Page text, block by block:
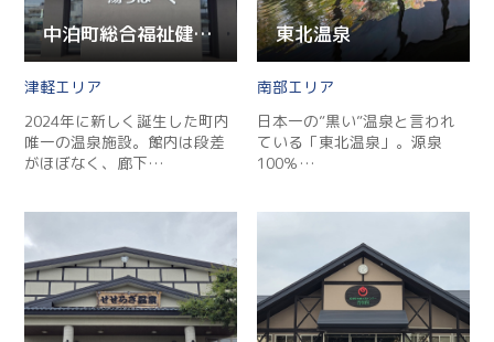
中泊町総合福祉健康センター 湯らぱ～く
津軽
2024年に新しく誕生した町内
唯一の温泉施設。館内は段差
がほぼなく、廊下…
東北温泉
南部
日本一の”黒い”温泉と言われ
ている「東北温泉」。源泉
100％…